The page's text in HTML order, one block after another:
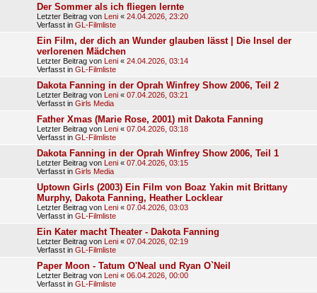
Der Sommer als ich fliegen lernte
Letzter Beitrag von Leni « 24.04.2026, 23:20
Verfasst in GL-Filmliste
Ein Film, der dich an Wunder glauben lässt | Die Insel der
verlorenen Mädchen
Letzter Beitrag von Leni « 24.04.2026, 03:14
Verfasst in GL-Filmliste
Dakota Fanning in der Oprah Winfrey Show 2006, Teil 2
Letzter Beitrag von Leni « 07.04.2026, 03:21
Verfasst in Girls Media
Father Xmas (Marie Rose, 2001) mit Dakota Fanning
Letzter Beitrag von Leni « 07.04.2026, 03:18
Verfasst in GL-Filmliste
Dakota Fanning in der Oprah Winfrey Show 2006, Teil 1
Letzter Beitrag von Leni « 07.04.2026, 03:15
Verfasst in Girls Media
Uptown Girls (2003) Ein Film von Boaz Yakin mit Brittany
Murphy, Dakota Fanning, Heather Locklear
Letzter Beitrag von Leni « 07.04.2026, 03:03
Verfasst in GL-Filmliste
Ein Kater macht Theater - Dakota Fanning
Letzter Beitrag von Leni « 07.04.2026, 02:19
Verfasst in GL-Filmliste
Paper Moon - Tatum O'Neal und Ryan O`Neil
Letzter Beitrag von Leni « 06.04.2026, 00:00
Verfasst in GL-Filmliste